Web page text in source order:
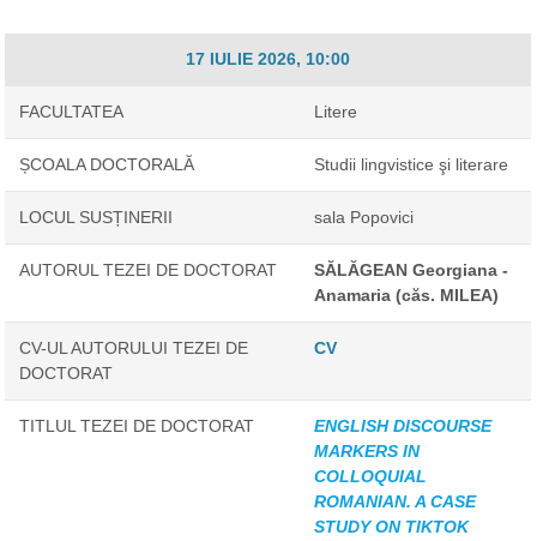
17 IULIE 2026, 10:00
FACULTATEA Litere
ȘCOALA DOCTORALĂ Studii lingvistice şi literare
LOCUL SUSȚINERII sala Popovici
AUTORUL TEZEI DE DOCTORAT
SĂLĂGEAN Georgiana -
Anamaria (căs. MILEA)
CV-UL AUTORULUI TEZEI DE
DOCTORAT
CV
TITLUL TEZEI DE DOCTORAT
ENGLISH DISCOURSE
MARKERS IN
COLLOQUIAL
ROMANIAN. A CASE
STUDY ON TIKTOK